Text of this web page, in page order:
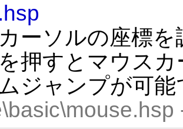
ーソルの座標
押すとマウス
ジャンプが可能